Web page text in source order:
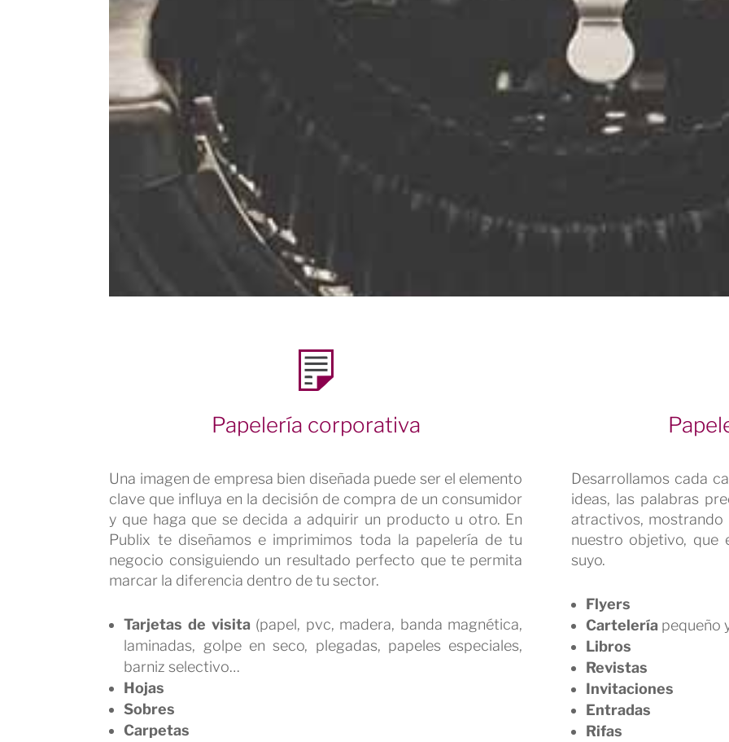
Papelería corporativa
Una imagen de empresa bien diseñada puede ser el elemento
clave que influya en la decisión de compra de un consumidor
y que haga que se decida a adquirir un producto u otro. En
Publix te diseñamos e imprimimos toda la papelería de tu
negocio consiguiendo un resultado perfecto que te permita
marcar la diferencia dentro de tu sector.
Tarjetas de visita (papel, pvc, madera, banda magnética,
laminadas, golpe en seco, plegadas, papeles especiales,
barniz selectivo…
Hojas
Sobres
Carpetas
Desarrollamos cada
ideas, las palabras
atractivos,
nuestro objetivo, que
suyo.
Flyers
Cartelería pequeño
Libros
Revistas
Invitaciones
Entradas
Rifas